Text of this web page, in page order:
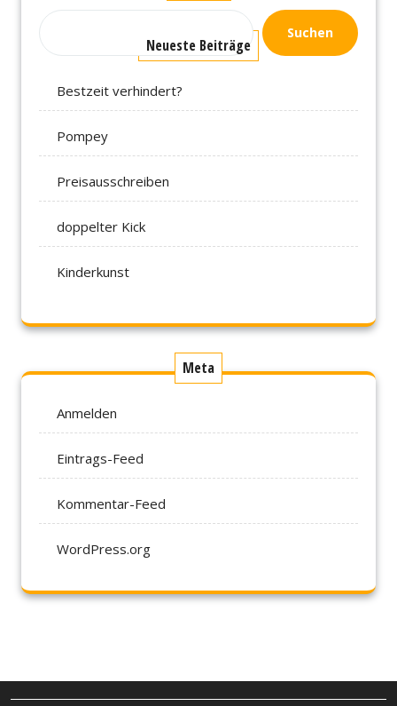
Suchen
Neueste Beiträge
Bestzeit verhindert?
Pompey
Preisausschreiben
doppelter Kick
Kinderkunst
Meta
Anmelden
Eintrags-Feed
Kommentar-Feed
WordPress.org